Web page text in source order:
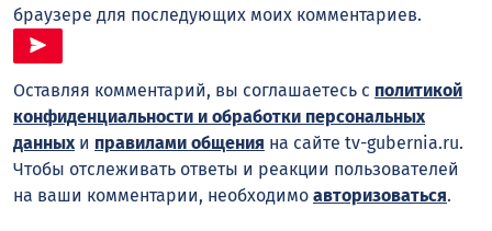
браузере для последующих моих комментариев.
Оставляя комментарий, вы соглашаетесь с политикой
конфиденциальности и обработки персональных
данных и правилами общения на сайте tv-gubernia.ru.
Чтобы отслеживать ответы и реакции пользователей
на ваши комментарии, необходимо авторизоваться.